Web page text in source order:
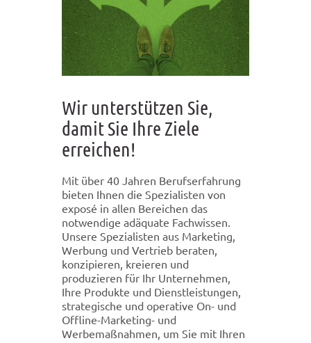
Wir unterstützen Sie,
damit Sie Ihre Ziele
erreichen!
Mit über 40 Jahren Berufserfahrung
bieten Ihnen die Spezialisten von
exposé in allen Bereichen das
notwendige adäquate Fachwissen.
Unsere Spezialisten aus Marketing,
Werbung und Vertrieb beraten,
konzipieren, kreieren und
produzieren für Ihr Unternehmen,
Ihre Produkte und Dienstleistungen,
strategische und operative On- und
Offline-Marketing- und
Werbemaßnahmen, um Sie mit Ihren